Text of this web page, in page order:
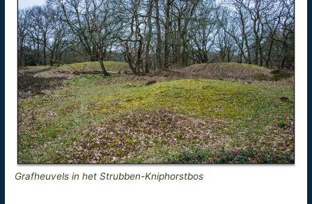
Grafheuvels in het Strubben-Kniphorstbos